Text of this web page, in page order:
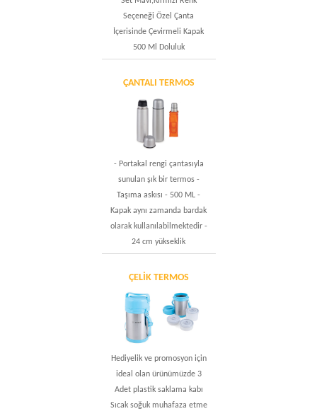
Seçeneği Özel Çanta
İçerisinde Çevirmeli Kapak
500 Ml Doluluk
ÇANTALI TERMOS
- Portakal rengi çantasıyla
sunulan şık bir termos -
Taşıma askısı - 500 ML -
Kapak aynı zamanda bardak
olarak kullanılabilmektedir -
24 cm yükseklik
ÇELIK TERMOS
Hediyelik ve promosyon için
ideal olan ürünümüzde 3
Adet plastik saklama kabı
Sıcak soğuk muhafaza etme